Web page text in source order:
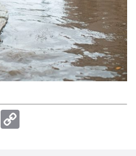
Messenger